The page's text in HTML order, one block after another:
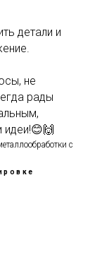
детали и
не
рады
с